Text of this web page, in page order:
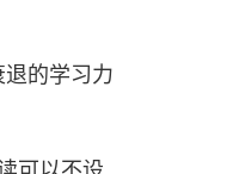
的学习力